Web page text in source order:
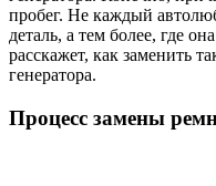
пробег. Не каждый
деталь, а тем более, где
расскажет, как заменить
генератора.
Процесс замены